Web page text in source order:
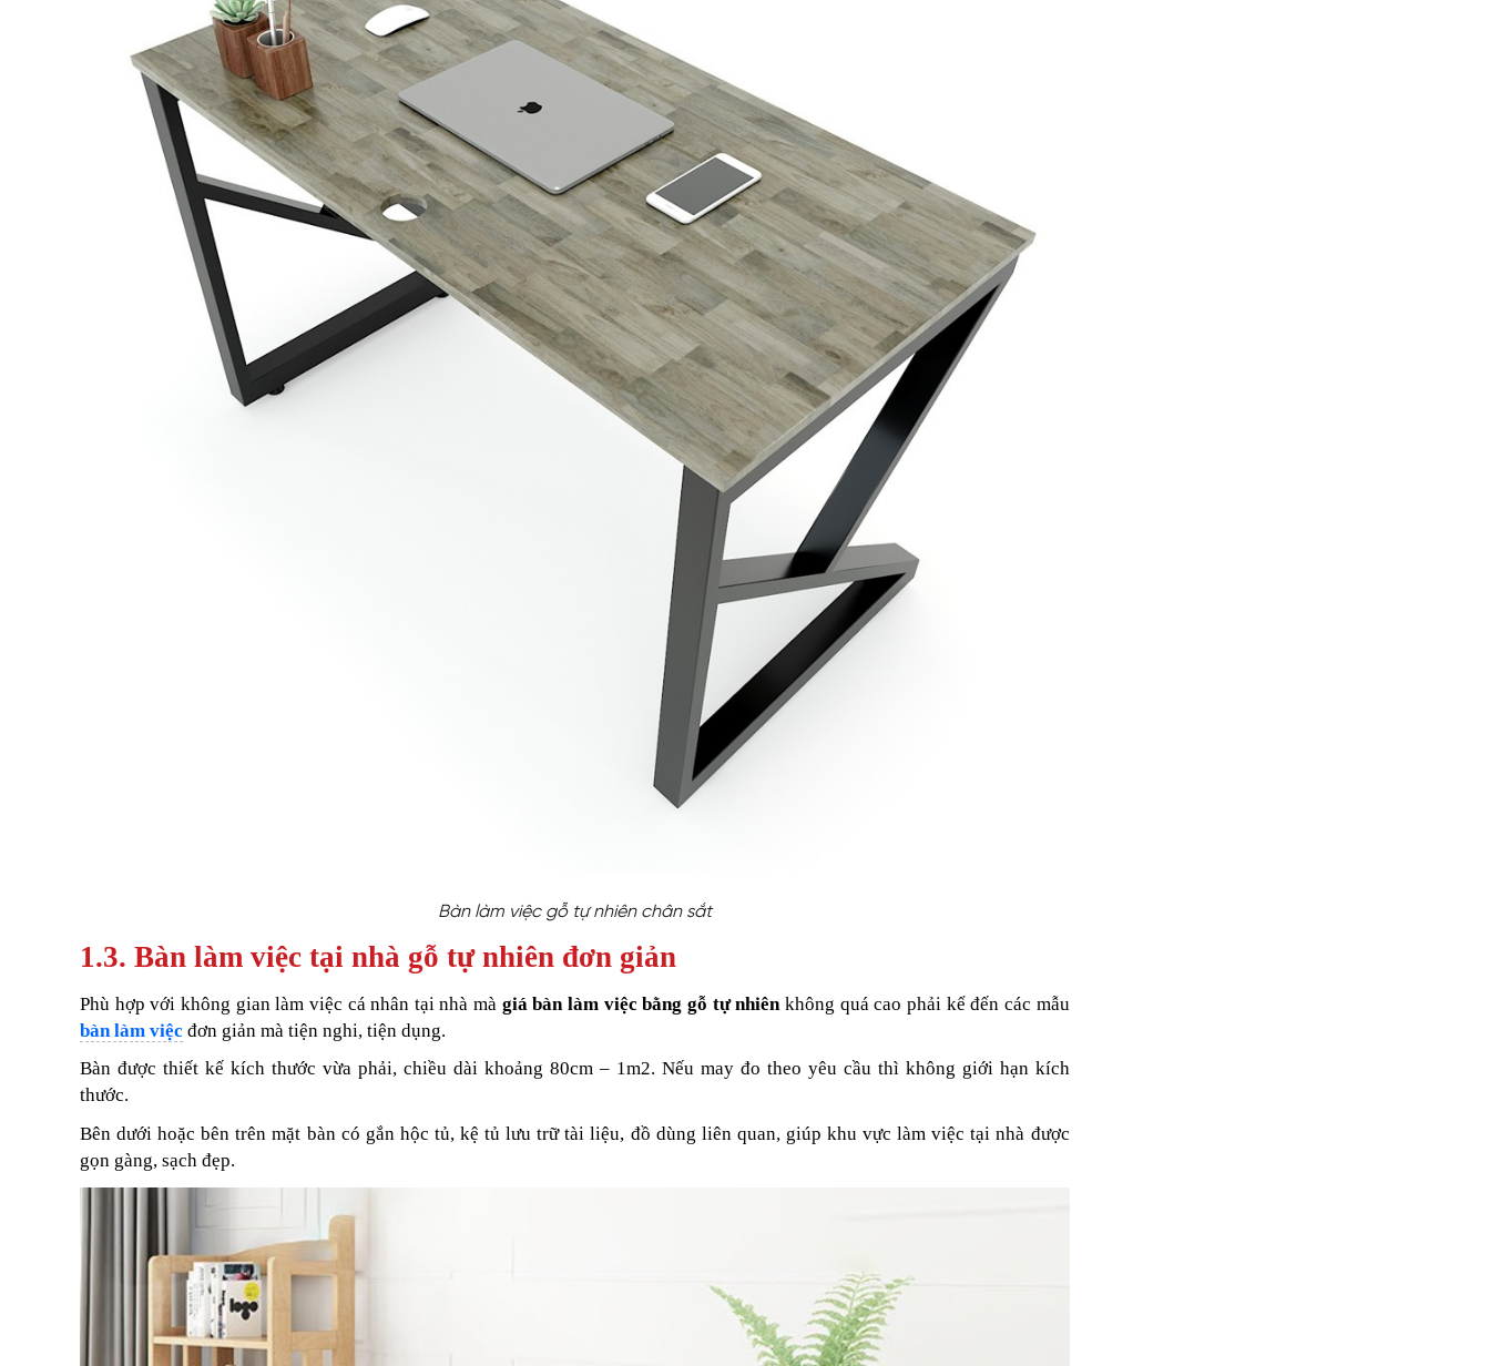
Bàn làm việc gỗ tự nhiên chân sắt
1.3. Bàn làm việc tại nhà gỗ tự nhiên đơn giản
Phù hợp với không gian làm việc cá nhân tại nhà mà giá bàn làm việc bằng gỗ tự nhiên không quá cao phải kể đến các mẫu
bàn làm việc đơn giản mà tiện nghi, tiện dụng.
Bàn được thiết kế kích thước vừa phải, chiều dài khoảng 80cm – 1m2. Nếu may đo theo yêu cầu thì không giới hạn kích
thước.
Bên dưới hoặc bên trên mặt bàn có gắn hộc tủ, kệ tủ lưu trữ tài liệu, đồ dùng liên quan, giúp khu vực làm việc tại nhà được
gọn gàng, sạch đẹp.